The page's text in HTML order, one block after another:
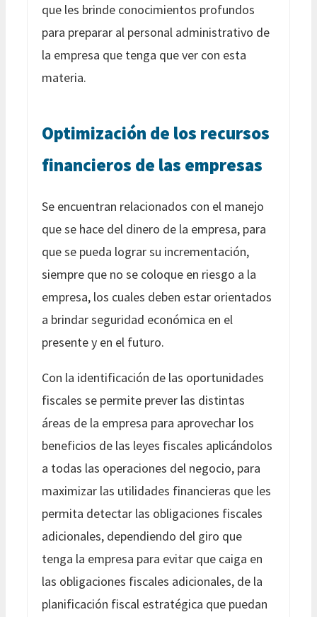
que les brinde conocimientos profundos
para preparar al personal administrativo de
la empresa que tenga que ver con esta
materia.
Optimización de los recursos
financieros de las empresas
Se encuentran relacionados con el manejo
que se hace del dinero de la empresa, para
que se pueda lograr su incrementación,
siempre que no se coloque en riesgo a la
empresa, los cuales deben estar orientados
a brindar seguridad económica en el
presente y en el futuro.
Con la identificación de las oportunidades
fiscales se permite prever las distintas
áreas de la empresa para aprovechar los
beneficios de las leyes fiscales aplicándolos
a todas las operaciones del negocio, para
maximizar las utilidades financieras que les
permita detectar las obligaciones fiscales
adicionales, dependiendo del giro que
tenga la empresa para evitar que caiga en
las obligaciones fiscales adicionales, de la
planificación fiscal estratégica que puedan